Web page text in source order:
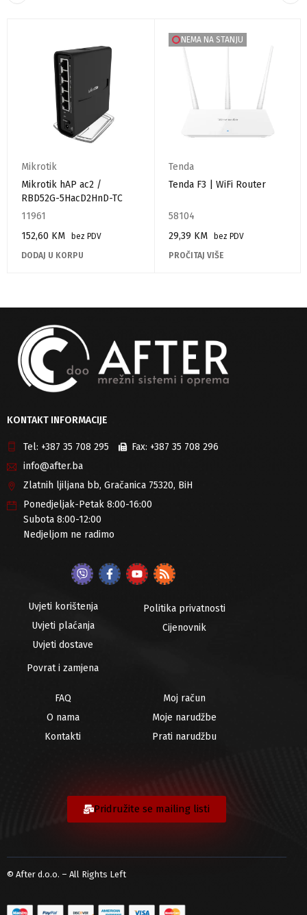
Mikrotik
Mikrotik hAP ac2 /
RBD52G-5HacD2HnD-TC
11961
152,60 KM
bez PDV
DODAJ U KORPU
NEMA NA STANJU
Tenda
Tenda F3 | WiFi Router
58104
29,39 KM
bez PDV
PROČITAJ VIŠE
KONTAKT INFORMACIJE
Tel: +387 35 708 295 Fax: +387 35 708 296
info@after.ba
Zlatnih ljiljana bb, Gračanica 75320, BiH
Ponedjeljak-Petak 8:00-16:00
Subota 8:00-12:00
Nedjeljom ne radimo
Uvjeti korištenja
Uvjeti plaćanja
Uvjeti dostave
Povrat i zamjena
Politika privatnosti
Cijenovnik
FAQ
O nama
Kontakti
Moj račun
Moje narudžbe
Prati narudžbu
Pridružite se mailing listi
© After d.o.o. – All Rights Left